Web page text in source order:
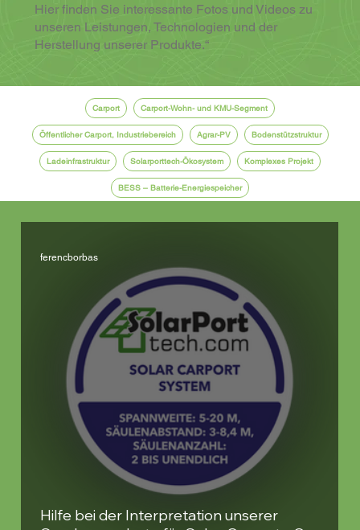
Carport Carport-Wohn- und KMU-Segment
Öffentlicher Carport, Industriebereich Agrar-PV Bodenstützstruktur
Ladeinfrastruktur Solarporttech-Ökosystem Komplexes Projekt
BESS – Batterie-Energiespeicher
Hier finden Sie interessante Fotos und Videos zu
unseren Leistungen, Technologien und der
Herstellung unserer Produkte.“
Hilfe bei der Interpretation unserer
ferencborbas